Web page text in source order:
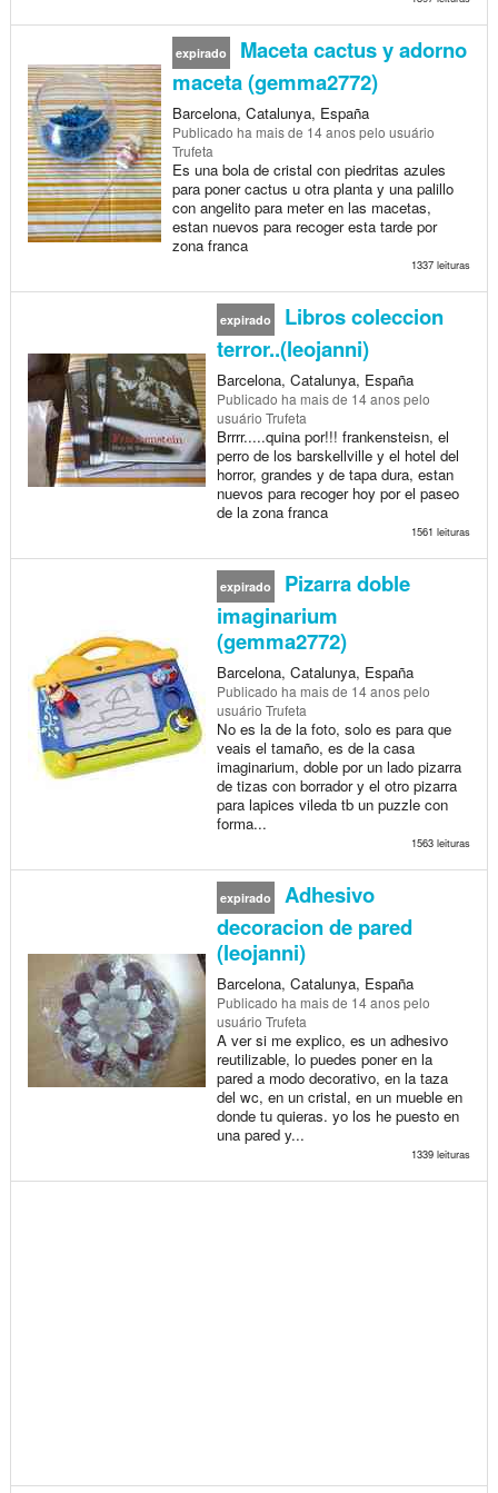
expirado
Maceta cactus y adorno
maceta (gemma2772)
Barcelona, Catalunya, España
Publicado ha mais de 14 anospelo usuário
Trufeta
Es una bola de cristal con piedritas azules
para poner cactus u otra planta y una palillo
con angelito para meter en las macetas,
estan nuevos para recoger esta tarde por
zona franca
1337 leituras
expirado
Libros coleccion
terror..(leojanni)
Barcelona, Catalunya, España
Publicado ha mais de 14 anospelo
usuário Trufeta
Brrrr.....quina por!!! frankensteisn, el
perro de los barskellville y el hotel del
horror, grandes y de tapa dura, estan
nuevos para recoger hoy por el paseo
de la zona franca
1561 leituras
expirado
Pizarra doble
imaginarium
(gemma2772)
Barcelona, Catalunya, España
Publicado ha mais de 14 anospelo
usuário Trufeta
No es la de la foto, solo es para que
veais el tamaño, es de la casa
imaginarium, doble por un lado pizarra
de tizas con borrador y el otro pizarra
para lapices vileda tb un puzzle con
forma...
1563 leituras
expirado
Adhesivo
decoracion de pared
(leojanni)
Barcelona, Catalunya, España
Publicado ha mais de 14 anospelo
usuário Trufeta
A ver si me explico, es un adhesivo
reutilizable, lo puedes poner en la
pared a modo decorativo, en la taza
del wc, en un cristal, en un mueble en
donde tu quieras. yo los he puesto en
una pared y...
1339 leituras